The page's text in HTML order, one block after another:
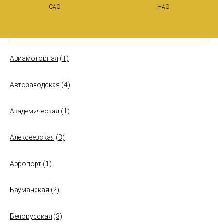
САО НАО
Авиамоторная (1)
Автозаводская (4)
Академическая (1)
Алексеевская (3)
Аэропорт (1)
Бауманская (2)
Белорусская (3)